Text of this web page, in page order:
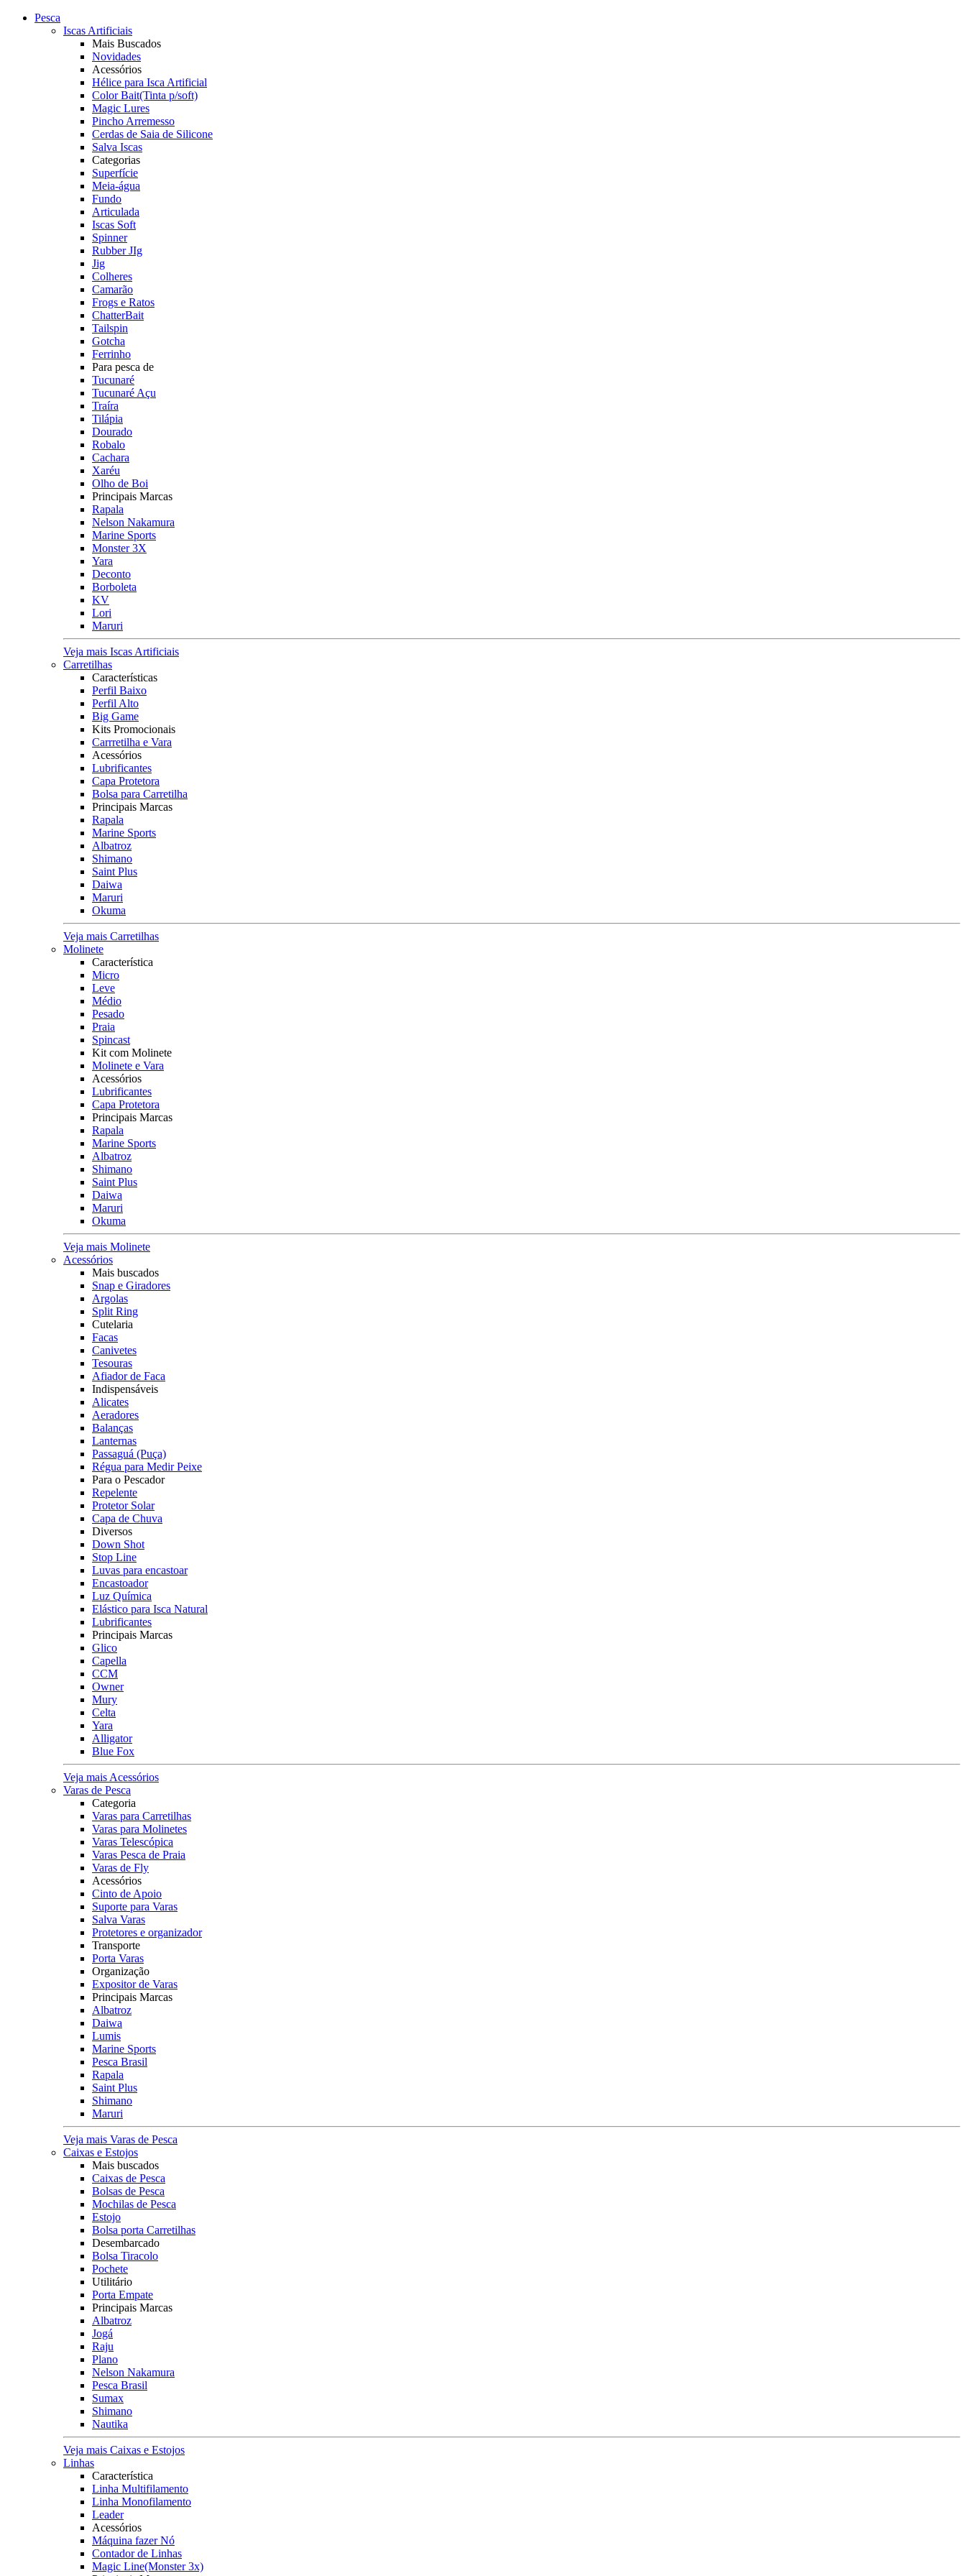
Pesca
Iscas Artificiais
Mais Buscados
Novidades
Acessórios
Hélice para Isca Artificial
Color Bait(Tinta p/soft)
Magic Lures
Pincho Arremesso
Cerdas de Saia de Silicone
Salva Iscas
Categorias
Superfície
Meia-água
Fundo
Articulada
Iscas Soft
Spinner
Rubber JIg
Jig
Colheres
Camarão
Frogs e Ratos
ChatterBait
Tailspin
Gotcha
Ferrinho
Para pesca de
Tucunaré
Tucunaré Açu
Traíra
Tilápia
Dourado
Robalo
Cachara
Xaréu
Olho de Boi
Principais Marcas
Rapala
Nelson Nakamura
Marine Sports
Monster 3X
Yara
Deconto
Borboleta
KV
Lori
Maruri
Veja mais Iscas Artificiais
Carretilhas
Características
Perfil Baixo
Perfil Alto
Big Game
Kits Promocionais
Carrretilha e Vara
Acessórios
Lubrificantes
Capa Protetora
Bolsa para Carretilha
Principais Marcas
Rapala
Marine Sports
Albatroz
Shimano
Saint Plus
Daiwa
Maruri
Okuma
Veja mais Carretilhas
Molinete
Característica
Micro
Leve
Médio
Pesado
Praia
Spincast
Kit com Molinete
Molinete e Vara
Acessórios
Lubrificantes
Capa Protetora
Principais Marcas
Rapala
Marine Sports
Albatroz
Shimano
Saint Plus
Daiwa
Maruri
Okuma
Veja mais Molinete
Acessórios
Mais buscados
Snap e Giradores
Argolas
Split Ring
Cutelaria
Facas
Canivetes
Tesouras
Afiador de Faca
Indispensáveis
Alicates
Aeradores
Balanças
Lanternas
Passaguá (Puça)
Régua para Medir Peixe
Para o Pescador
Repelente
Protetor Solar
Capa de Chuva
Diversos
Down Shot
Stop Line
Luvas para encastoar
Encastoador
Luz Química
Elástico para Isca Natural
Lubrificantes
Principais Marcas
Glico
Capella
CCM
Owner
Mury
Celta
Yara
Alligator
Blue Fox
Veja mais Acessórios
Varas de Pesca
Categoria
Varas para Carretilhas
Varas para Molinetes
Varas Telescópica
Varas Pesca de Praia
Varas de Fly
Acessórios
Cinto de Apoio
Suporte para Varas
Salva Varas
Protetores e organizador
Transporte
Porta Varas
Organização
Expositor de Varas
Principais Marcas
Albatroz
Daiwa
Lumis
Marine Sports
Pesca Brasil
Rapala
Saint Plus
Shimano
Maruri
Veja mais Varas de Pesca
Caixas e Estojos
Mais buscados
Caixas de Pesca
Bolsas de Pesca
Mochilas de Pesca
Estojo
Bolsa porta Carretilhas
Desembarcado
Bolsa Tiracolo
Pochete
Utilitário
Porta Empate
Principais Marcas
Albatroz
Jogá
Raju
Plano
Nelson Nakamura
Pesca Brasil
Sumax
Shimano
Nautika
Veja mais Caixas e Estojos
Linhas
Característica
Linha Multifilamento
Linha Monofilamento
Leader
Acessórios
Máquina fazer Nó
Contador de Linhas
Magic Line(Monster 3x)